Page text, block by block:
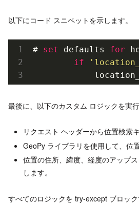
以下にコード スニペットを示します。
# set defaults for
if
最後に、以下のカスタム ロジックを実行
リクエスト ヘッダーから位置検索
GeoPy ライブラリを使用して、位
位置の住所、緯度、経度のアップ
します。
すべてのロジックを try-except ブロッ